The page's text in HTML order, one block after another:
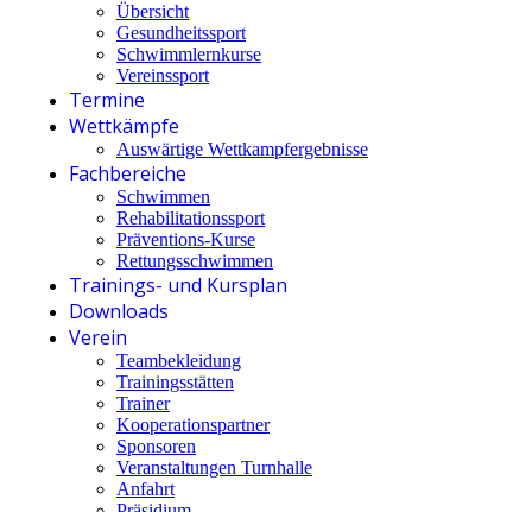
Übersicht
Gesundheitssport
Schwimmlernkurse
Vereinssport
Termine
Wettkämpfe
Auswärtige Wettkampfergebnisse
Fachbereiche
Schwimmen
Rehabilitationssport
Präventions-Kurse
Rettungsschwimmen
Trainings- und Kursplan
Downloads
Verein
Teambekleidung
Trainingsstätten
Trainer
Kooperationspartner
Sponsoren
Veranstaltungen Turnhalle
Anfahrt